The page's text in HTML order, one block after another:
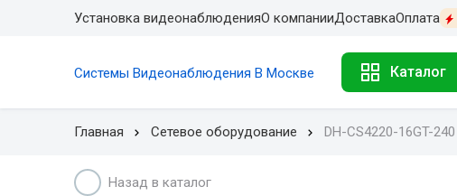
Установка видеонаблюденияО компанииДоставкаОплата
Системы Видеонаблюдения В Москве Каталог
Главная Сетевое оборудование DH-CS4220-16GT-240
Назад в каталог